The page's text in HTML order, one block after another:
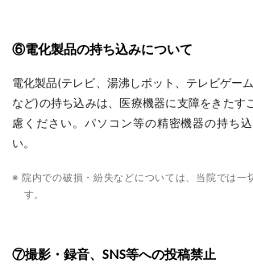
⑥電化製品の持ち込みについて
電化製品(テレビ、湯沸しポット、テレビゲー
など)の持ち込みは、医療機器に支障をきたす
慮ください。パソコン等の精密機器の持ち
い。
※ 院内での破損・紛失などについては、当院では一
す。
⑦撮影・録音、SNS等への投稿禁止